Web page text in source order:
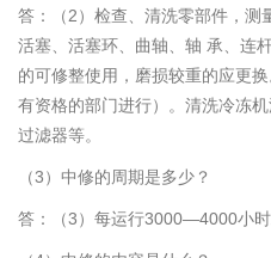
答：（2）检查、清洗零部件，测
活塞、活塞环、曲轴、轴 承、连
的可修整使用，磨损较重的应更
有资格的部门进行）。清洗冷冻
过滤器等。
（3）中修的周期是多少？
答：（3）每运行3000—4000小时